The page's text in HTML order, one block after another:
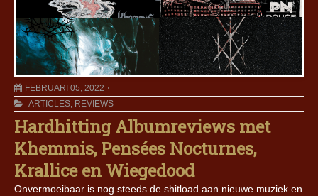
FEBRUARI 05, 2022
ARTICLES, REVIEWS
Hardhitting Albumreviews met
Khemmis, Pensées Nocturnes,
Krallice en Wiegedood
Onvermoeibaar is nog steeds de shitload aan nieuwe muziek en